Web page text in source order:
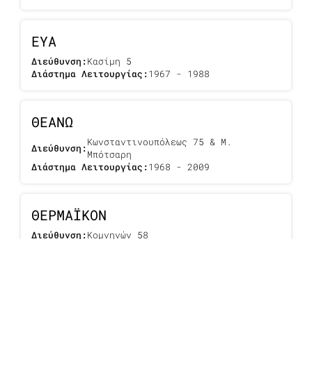
ΕΥΑ
Διεύθυνση:Κασίμη 5
Διάστημα Λειτουργίας:1967 - 1988
ΘΕΑΝΩ
Διεύθυνση:Κωνσταντινουπόλεως 75 & Μ.
Μπότσαρη
Διάστημα Λειτουργίας:1968 - 2009
ΘΕΡΜΑΪΚΟΝ
Διεύθυνση:Κομνηνών 58